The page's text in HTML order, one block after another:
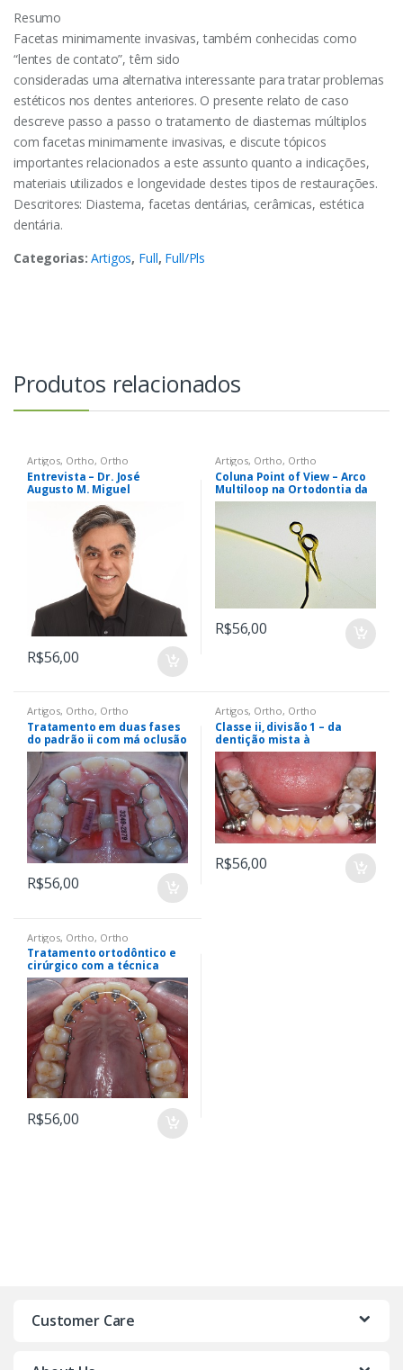
Resumo
Facetas minimamente invasivas, também conhecidas como
“lentes de contato”, têm sido
consideradas uma alternativa interessante para tratar problemas
estéticos nos dentes anteriores. O presente relato de caso
descreve passo a passo o tratamento de diastemas múltiplos
com facetas minimamente invasivas, e discute tópicos
importantes relacionados a este assunto quanto a indicações,
materiais utilizados e longevidade destes tipos de restaurações.
Descritores: Diastema, facetas dentárias, cerâmicas, estética
dentária.
Categorias:Artigos, Full, Full/Pls
Produtos relacionados
Artigos, Ortho, Ortho
Entrevista – Dr. José
Augusto M. Miguel
R$56,00
Artigos, Ortho, Ortho
Coluna Point of View – Arco
Multiloop na Ortodontia da
Era Digital. Quando, Por que
R$56,00
Artigos, Ortho, Ortho
Tratamento em duas fases
do padrão ii com má oclusão
de classe ii, divisão 1 por
protrusão maxilar
R$56,00
Artigos, Ortho, Ortho
Classe ii, divisão 1 – da
dentição mista à
permanente com aparelho
ortopédico funcional e fixo
R$56,00
Artigos, Ortho, Ortho
Tratamento ortodôntico e
cirúrgico com a técnica
lingual
R$56,00
Customer Care